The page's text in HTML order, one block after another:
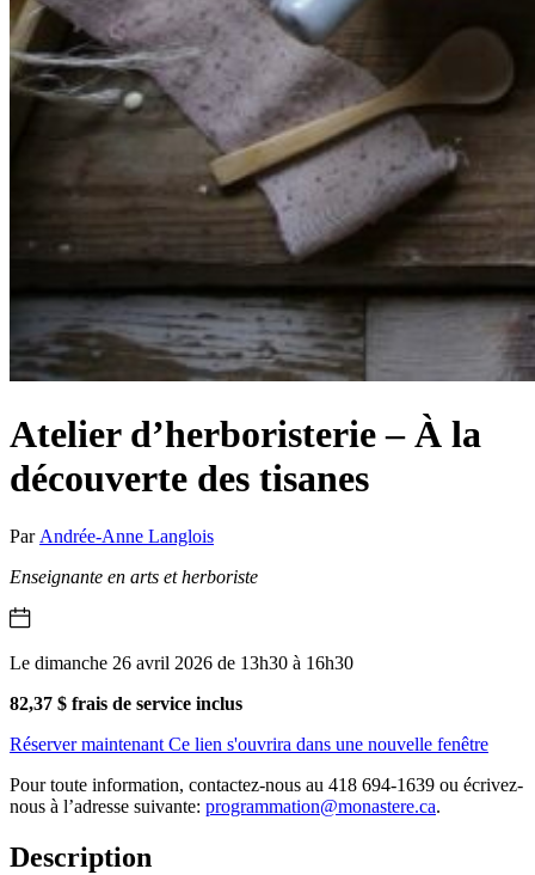
Atelier d’herboristerie – À la
découverte des tisanes
Par Andrée-Anne Langlois
Enseignante en arts et herboriste
Le dimanche 26 avril 2026 de 13h30 à 16h30
82,37 $ frais de service inclus
Réserver maintenant Ce lien s'ouvrira dans une nouvelle fenêtre
Pour toute information, contactez-nous au 418 694-1639 ou écrivez-
nous à l’adresse suivante: programmation@monastere.ca.
Description